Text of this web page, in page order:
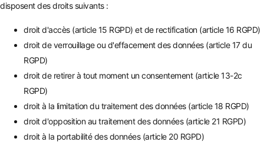
disposent des droits suivants :
droit d'accès (article 15 RGPD) et de rectification (article 16 RGPD)
droit de verrouillage ou d'effacement des données (article 17 du
RGPD)
droit de retirer à tout moment un consentement (article 13-2c
RGPD)
droit à la limitation du traitement des données (article 18 RGPD)
droit d'opposition au traitement des données (article 21 RGPD)
droit à la portabilité des données (article 20 RGPD)